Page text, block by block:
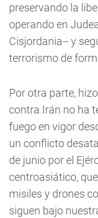
preservando la
operando en
Cisjordania-- y
terrorismo de
Por otra parte,
contra Irán no ha
fuego en vigor
un conflicto
de junio por el
centroasiático,
misiles y drones
siguen bajo